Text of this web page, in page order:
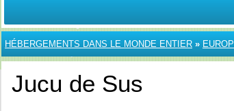
HÉBERGEMENTS DANS LE MONDE ENTIER »
Jucu de Sus